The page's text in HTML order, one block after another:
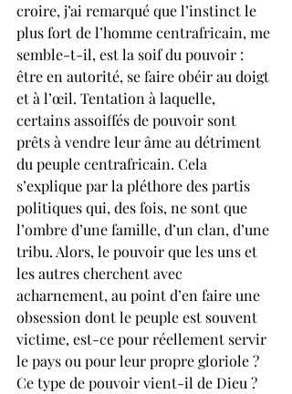
croire, j’ai remarqué que l’instinct le
plus fort de l’homme centrafricain, me
semble-t-il, est la soif du pouvoir :
être en autorité, se faire obéir au doigt
et à l’œil. Tentation à laquelle,
certains assoiffés de pouvoir sont
prêts à vendre leur âme au détriment
du peuple centrafricain. Cela
s’explique par la pléthore des partis
politiques qui, des fois, ne sont que
l’ombre d’une famille, d’un clan, d’une
tribu. Alors, le pouvoir que les uns et
les autres cherchent avec
acharnement, au point d’en faire une
obsession dont le peuple est souvent
victime, est-ce pour réellement servir
le pays ou pour leur propre gloriole ?
Ce type de pouvoir vient-il de Dieu ?